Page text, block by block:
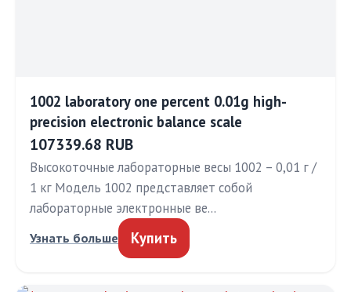
1002 laboratory one percent 0.01g high-
precision electronic balance scale
107339.68 RUB
Высокоточные лабораторные весы 1002 – 0,01 г /
1 кг Модель 1002 представляет собой
лабораторные электронные ве…
Узнать больше Купить